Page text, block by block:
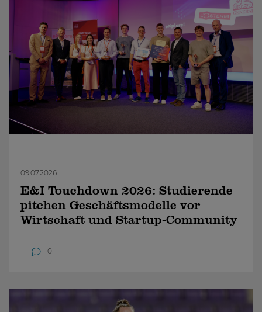
09.07.2026
E&I Touchdown 2026: Studierende
pitchen Geschäftsmodelle vor
Wirtschaft und Startup-Community
0